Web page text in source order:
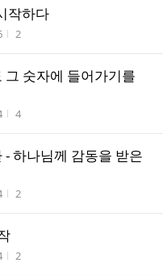
작하다
조회수
2
숫자에 들어가기를
조회수
4
하나님께 감동을 받은
조회수
2
조회수
2